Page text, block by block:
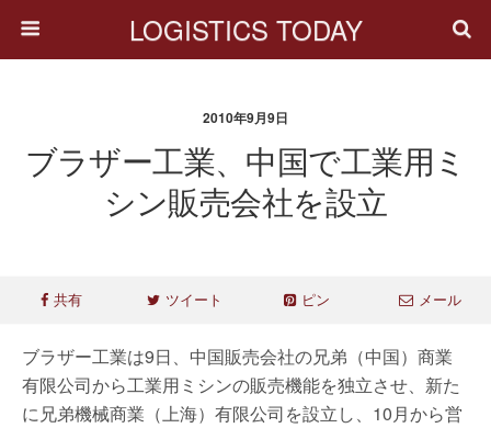
LOGISTICS TODAY
2010年9月9日
ブラザー工業、中国で工業用ミ
シン販売会社を設立
共有 ツイート ピン メール
ブラザー工業は9日、中国販売会社の兄弟（中国）商業
有限公司から工業用ミシンの販売機能を独立させ、新た
に兄弟機械商業（上海）有限公司を設立し、10月から営